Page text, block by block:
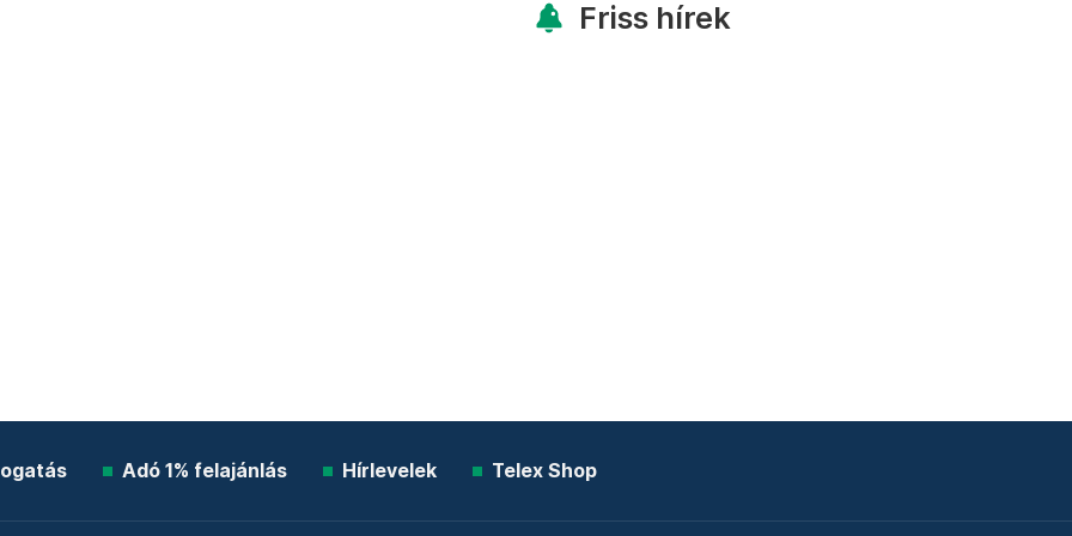
Friss hírek
Adó 1% felajánlás Hírlevelek Telex Shop